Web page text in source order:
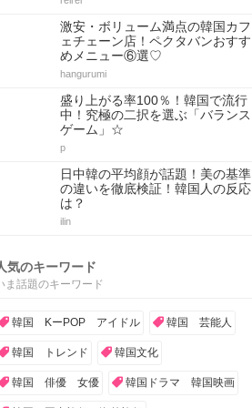
激安・ボリューム満点の韓国カフ
ェチェーン店！ペクタバンおすす
めメニュー⑥選♡
hangurumi
盛り上がる率100％！韓国で流行
中！究極の二択を選ぶ「バランス
ゲーム」☆
p
日中韓の平均顔が話題！美の基準
の違いを徹底検証！韓国人の反応
は？
ilin
気のキーワード
ま話題のキーワード
韓国 KーPOP アイドル 韓国 芸能人
韓国 トレンド 韓国文化
韓国 俳優 女優 韓国ドラマ 韓国映画